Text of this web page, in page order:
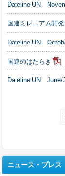
Dateline UN
国連ミレニアム開
Dateline UN
国連のはたらき
Dateline UN June/
ニュース・プレス